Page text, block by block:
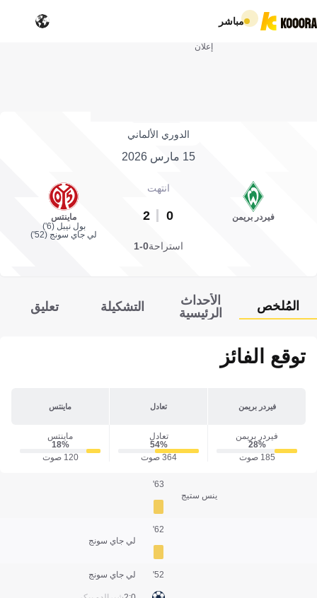
مباشر
إعلان
الدوري الألماني
15 مارس 2026
فيردر بريمن
انتهت
0
2
ماينتس
بول نيبل (6')
لي جاي سونج (52')
استراحة0-1
المُلخص
الأحداث
الرئيسية
التشكيلة تعليق
توقع الفائز
فيردر بريمن تعادل ماينتس
فيردر بريمن
28‎%‎
185 صوت
تعادل
54‎%‎
364 صوت
ماينتس
18‎%‎
120 صوت
ينس ستيج
63'
لي جاي سونج
62'
لي جاي سونج 52'